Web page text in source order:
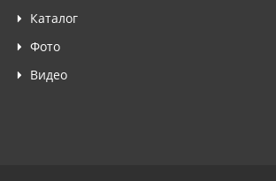
Каталог
Фото
Видео